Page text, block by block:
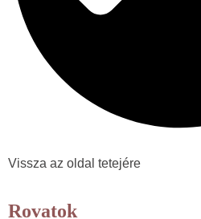
Vissza az oldal tetejére
Rovatok